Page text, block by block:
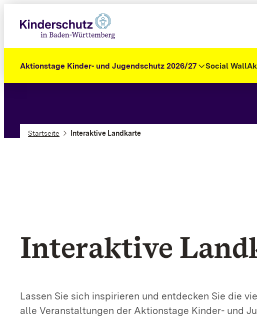
Inhalt
springen
Aktionstage Kinder- und Jugendschutz 2026/27 Social Wall
Startseite Interaktive Landkarte
Interaktive
Lassen Sie sich inspirieren und entdecken Sie die
alle Veranstaltungen der Aktionstage Kinder- und